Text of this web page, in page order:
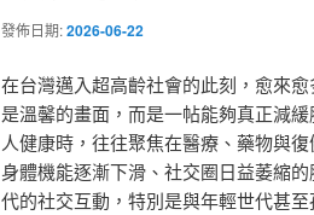
發佈日期:2026-06-22
在台灣邁入超高齡社會的此刻，愈來
是溫馨的畫面，而是一帖能夠真正減
人健康時，往往聚焦在醫療、藥物與
身體機能逐漸下滑、社交圈日益萎縮
代的社交互動，特別是與年輕世代甚